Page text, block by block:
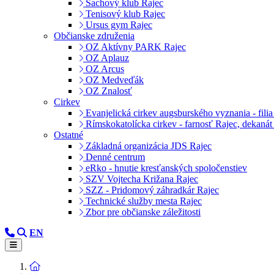
Šachový klub Rajec
Tenisový klub Rajec
Ursus gym Rajec
Občianske združenia
OZ Aktívny PARK Rajec
OZ Aplauz
OZ Arcus
OZ Medveďák
OZ Znalosť
Cirkev
Evanjelická cirkev augsburského vyznania -
Rímskokatolícka cirkev - farnosť Rajec, dekanát
Ostatné
Základná organizácia JDS Rajec
Denné centrum
eRko - hnutie kresťanských spoločenstiev
SZV Vojtecha Križana Rajec
SZZ - Pridomový záhradkár Rajec
Technické služby mesta Rajec
Zbor pre občianske záležitosti
EN